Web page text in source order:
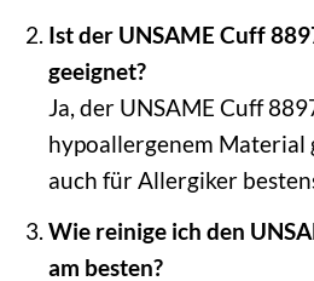
Ist der UNSAME Cuff
geeignet?
Ja, der UNSAME Cuff
hypoallergenem
auch für Allergiker
Wie reinige ich den
am besten?